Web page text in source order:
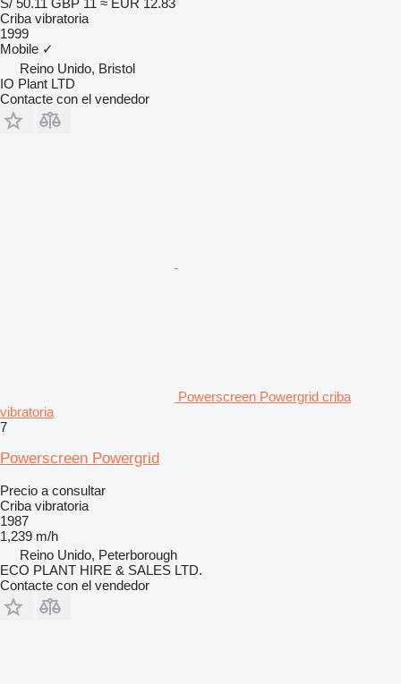
Criba vibratoria
1999
Mobile ✓
Reino Unido, Bristol
IO Plant LTD
Contacte con el vendedor
Powerscreen Powergrid criba
vibratoria
7
Powerscreen Powergrid
Precio a consultar
Criba vibratoria
1987
1,239 m/h
Reino Unido, Peterborough
ECO PLANT HIRE & SALES LTD.
Contacte con el vendedor